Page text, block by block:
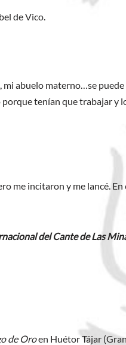
de Vico.
abuelo materno…se
tenían que trabajar y
me incitaron y me lancé.
del Cante de Las
de Oroen Huétor Tájar